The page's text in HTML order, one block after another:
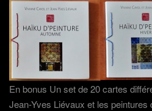
En bonus Un set de 20 cartes
Jean-Yves Liévaux et les